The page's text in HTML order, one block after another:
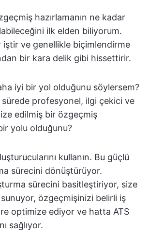
hazırlamanın ne kadar
ilk elden biliyorum.
iştir ve genellikle biçimlendirme
bir kara delik gibi hissettirir.
iyi bir yol olduğunu söylersem?
sürede profesyonel, ilgi çekici ve
edilmiş bir özgeçmiş
yolu olduğunu?
kullanın. Bu güçlü
sürecini dönüştürüyor.
sürecini basitleştiriyor, size
özgeçmişinizi belirli iş
optimize ediyor ve hatta ATS
sağlıyor.